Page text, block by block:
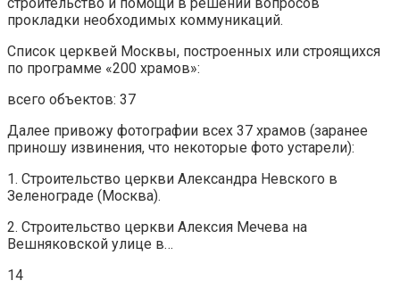
прокладки необходимых коммуникаций.
Список церквей Москвы, построенных или строящихся
по программе «200 храмов»:
всего объектов: 37
Далее привожу фотографии всех 37 храмов (заранее
приношу извинения, что некоторые фото устарели):
1. Строительство церкви Александра Невского в
Зеленограде (Москва).
2. Строительство церкви Алексия Мечева на
Вешняковской улице в…
14